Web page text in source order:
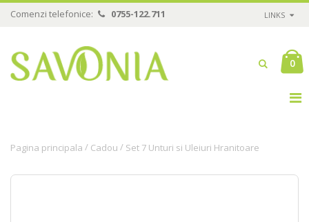
Comenzi telefonice: 0755-122.711 LINKS
0
Pagina principala / Cadou / Set 7 Unturi si Uleiuri Hranitoare